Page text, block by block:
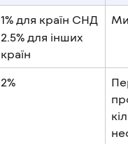
1% для країн СНД
2.5% для інших
країн
2%